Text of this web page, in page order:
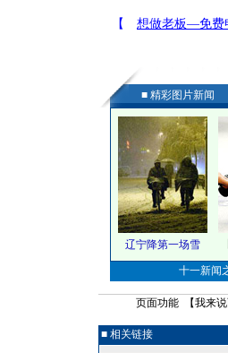
■ 精彩图片新闻
辽宁降第一场雪
十一新闻
页面功能 【我来
■ 相关链接